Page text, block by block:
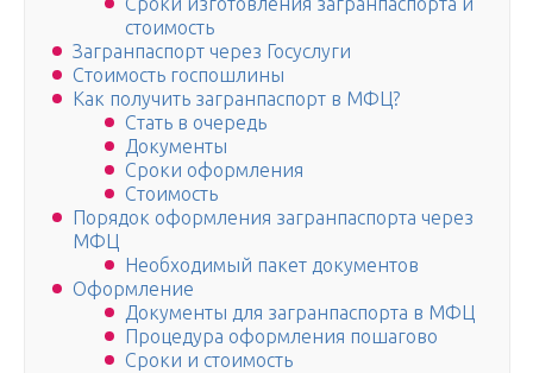
стоимость
Загранпаспорт через Госуслуги
Стоимость госпошлины
Как получить загранпаспорт в МФЦ?
Стать в очередь
Документы
Сроки оформления
Стоимость
Порядок оформления загранпаспорта через
МФЦ
Необходимый пакет документов
Оформление
Документы для загранпаспорта в МФЦ
Процедура оформления пошагово
Сроки и стоимость